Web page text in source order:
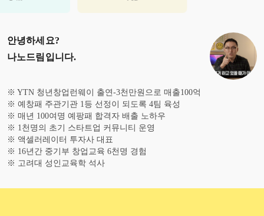
안녕하세요?
나노드림 입니다.
※ YTN 청년창업런웨이 출연-3천만원으로 매출100억
※ 예창패 주관기관 1등 선정이 되도록 4팀 육성
※ 매년 100여명 예팡패 합격자 배출 노하우
※ 1천명의 초기 스타트업 커뮤니티 운영
※ 액셀러레이터 투자사 대표
※ 16년간 중기부 창업교육 6천명 경험
※ 고려대 성인교육학 석사